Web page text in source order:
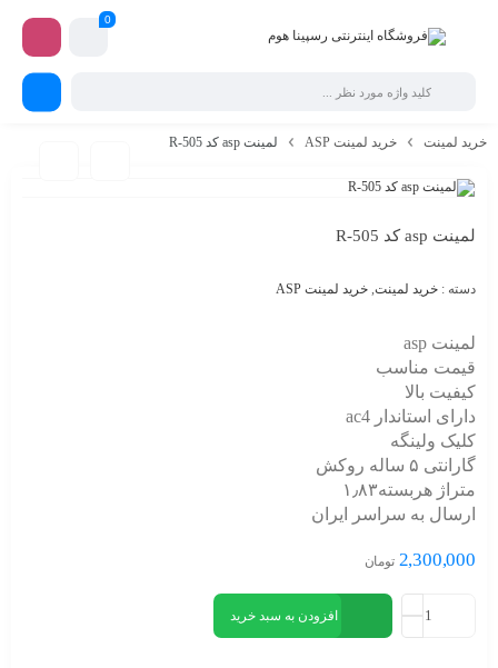
0
خرید لمینت خرید لمینت ASP لمینت asp کد R-505
لمینت asp کد R-505
دسته : خرید لمینت, خرید لمینت ASP
لمینت asp
قیمت مناسب
کیفیت بالا
دارای استاندار ac4
کلیک ولینگه
گارانتی ۵ ساله روکش
متراژ هربسته۱٫۸۳
ارسال به سراسر ایران
2,300,000 تومان
افزودن به سبد خرید